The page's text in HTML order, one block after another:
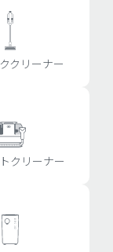
クリーナー
クリーナー